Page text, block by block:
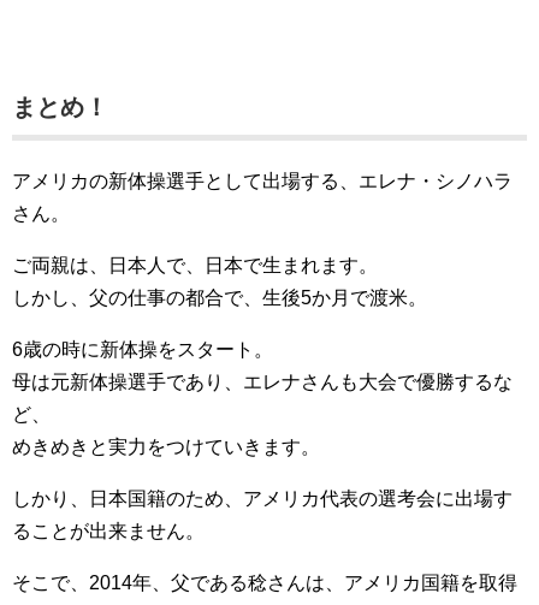
まとめ！
アメリカの新体操選手として出場する、エレナ・シノハラ
さん。
ご両親は、日本人で、日本で生まれます。
しかし、父の仕事の都合で、生後5か月で渡米。
6歳の時に新体操をスタート。
母は元新体操選手であり、エレナさんも大会で優勝するな
ど、
めきめきと実力をつけていきます。
しかり、日本国籍のため、アメリカ代表の選考会に出場す
ることが出来ません。
そこで、2014年、父である稔さんは、アメリカ国籍を取得